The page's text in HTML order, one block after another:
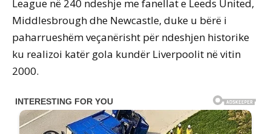
League në 240 ndeshje me fanellat e Leeds United,
Middlesbrough dhe Newcastle, duke u bërë i
paharrueshëm veçanërisht për ndeshjen historike
ku realizoi katër gola kundër Liverpoolit në vitin
2000.